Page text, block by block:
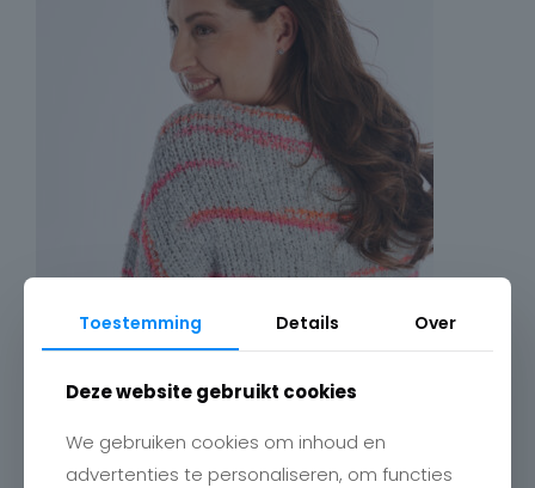
Toestemming Details Over
Deze website gebruikt cookies
We gebruiken cookies om inhoud en
advertenties te personaliseren, om functies